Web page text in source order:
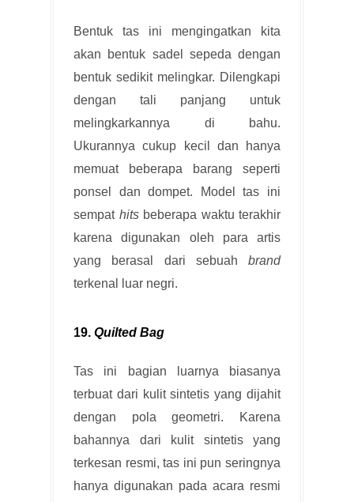
Bentuk tas ini mengingatkan kita
akan bentuk sadel sepeda dengan
bentuk sedikit melingkar. Dilengkapi
dengan tali panjang untuk
melingkarkannya di bahu.
Ukurannya cukup kecil dan hanya
memuat beberapa barang seperti
ponsel dan dompet. Model tas ini
sempat hitsbeberapa waktu terakhir
karena digunakan oleh para artis
yang berasal dari sebuah brand
terkenal luar negri.
19. Quilted Bag
Tas ini bagian luarnya biasanya
terbuat dari kulit sintetis yang dijahit
dengan pola geometri. Karena
bahannya dari kulit sintetis yang
terkesan resmi, tas ini pun seringnya
hanya digunakan pada acara resmi